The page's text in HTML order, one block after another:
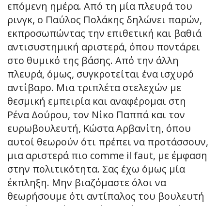
επόμενη ημέρα. Από τη μία πλευρά του
ρινγκ, ο Παύλος Πολάκης δηλώνει παρών,
εκπροσωπώντας την επιθετική και βαθιά
αντισυστημική αριστερά, όπου ποντάρει
στο θυμικό της βάσης. Από την άλλη
πλευρά, όμως, συγκροτείται ένα ισχυρό
αντίβαρο. Μια τριπλέτα στελεχών με
θεσμική εμπειρία και αναφέρομαι στη
Ρένα Δούρου, τον Νίκο Παππά και τον
ευρωβουλευτή, Κώστα Αρβανίτη, όπου
αυτοί θεωρούν ότι πρέπει να προτάσσουν,
μια αριστερά πιο comme il faut, με έμφαση
στην πολιτικότητα. Σας έχω όμως μία
έκπληξη. Μην βιαζόμαστε όλοι να
θεωρήσουμε ότι αντίπαλος του βουλευτή